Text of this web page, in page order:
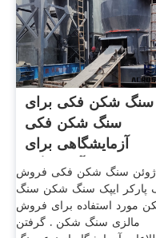
سنگ شکن فکی برای
سنگ شکن فکی
آزمایشگاهی برای
آزمایشگاه
ژوئن سنگ شکن فکی فروش
پارکر ایپک سنگ شکن سنگ
مورد استفاده برای فروش
مالزی سنگ شکن . گرفتن